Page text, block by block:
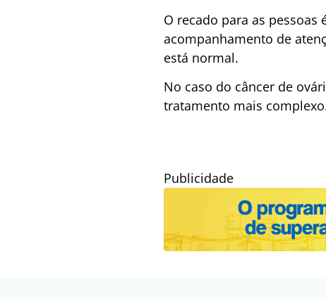
O recado para as
acompanhamento de
está normal.
No caso do câncer de
tratamento mais
Publicidade